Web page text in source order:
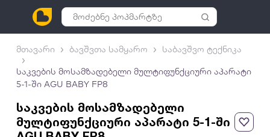
მთავარი ბავშვთა სამყარო საბავშვო ტექნიკა
საკვების მოსამზადებელი მულტიფუნქციური აპარატი
5-1-ში AGU BABY FP8
საკვების მოსამზადებელი
მულტიფუნქციური აპარატი 5-1-ში